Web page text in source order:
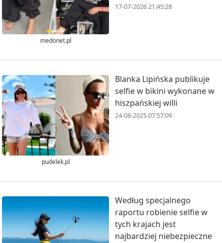
medonet.pl
17-07-2026 21:45:28
pudelek.pl
Blanka Lipińska publikuje
selfie w bikini wykonane w
hiszpańskiej willi
24-08-2025 07:57:09
Według specjalnego
raportu robienie selfie w
tych krajach jest
najbardziej niebezpieczne